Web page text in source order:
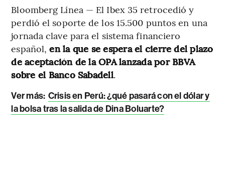
Bloomberg Línea — El Ibex 35 retrocedió y
perdió el soporte de los 15.500 puntos en una
jornada clave para el sistema financiero
español,en la que se espera el cierre del plazo
de aceptación de la OPA lanzada por BBVA
sobre el Banco Sabadell.
Ver más: Crisis en Perú: ¿qué pasará con el dólar y
la bolsa tras la salida de Dina Boluarte?